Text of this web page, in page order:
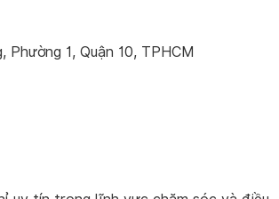
Phường 1, Quận 10, TPHCM